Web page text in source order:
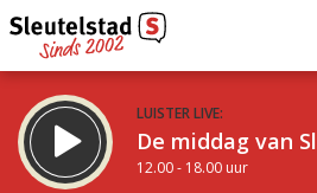
LUISTER LIVE:
De middag van
12.00 - 18.00 uur